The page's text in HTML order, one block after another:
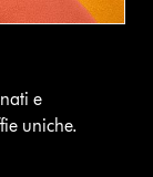
e
uniche.